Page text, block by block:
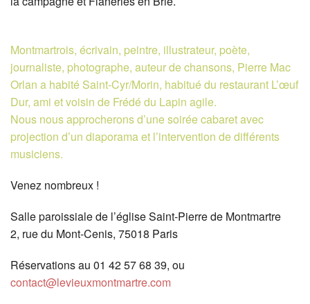
Montmartrois, écrivain, peintre, illustrateur, poète,
journaliste, photographe, auteur de chansons, Pierre Mac
Orlan a habité Saint-Cyr/Morin, habitué du restaurant L’œuf
Dur, ami et voisin de Frédé du Lapin agile.
Nous nous approcherons d’une soirée cabaret avec
projection d’un diaporama et l’intervention de différents
musiciens.
Venez nombreux !
Salle paroissiale de l’église Saint-Pierre de Montmartre
2, rue du Mont-Cenis, 75018 Paris
Réservations au 01 42 57 68 39, ou
contact@levieuxmontmartre.com